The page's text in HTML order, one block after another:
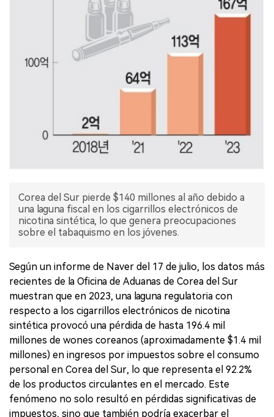
Corea del Sur pierde $140 millones al año debido a
una laguna fiscal en los cigarrillos electrónicos de
nicotina sintética, lo que genera preocupaciones
sobre el tabaquismo en los jóvenes.
Según un informe de Naver del 17 de julio, los datos más
recientes de la Oficina de Aduanas de Corea del Sur
muestran que en 2023, una laguna regulatoria con
respecto a los cigarrillos electrónicos de nicotina
sintética provocó una pérdida de hasta 196.4 mil
millones de wones coreanos (aproximadamente $1.4 mil
millones) en ingresos por impuestos sobre el consumo
personal en Corea del Sur, lo que representa el 92.2%
de los productos circulantes en el mercado. Este
fenómeno no solo resultó en pérdidas significativas de
impuestos, sino que también podría exacerbar el